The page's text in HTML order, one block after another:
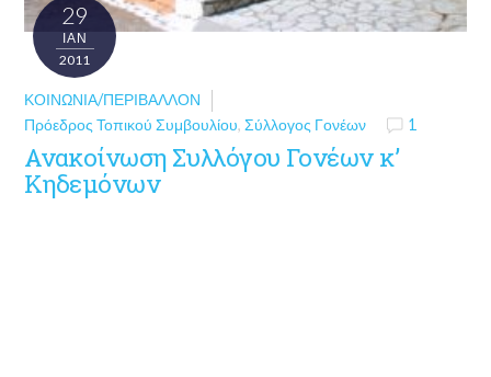
29
ΙΑΝ
2011
ΚΟΙΝΩΝΊΑ/ΠΕΡΙΒΆΛΛΟΝ
Πρόεδρος Τοπικού Συμβουλίου,Σύλλογος Γονέων 1
Ανακοίνωση Συλλόγου Γονέων κ’
Κηδεμόνων